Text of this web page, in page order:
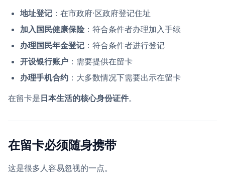
地址登记 ：在市政府·区政府登记住址
加入国民健康保险：符合条件者办理加入手续
办理国民年金登记 ：符合条件者进行登记
开设银行账户 ：需要提供在留卡
办理手机合约 ：大多数情况下需要出示在留卡
在留卡是 日本生活的核心身份证件。
在留卡必须随身携带
这是很多人容易忽视的一点。